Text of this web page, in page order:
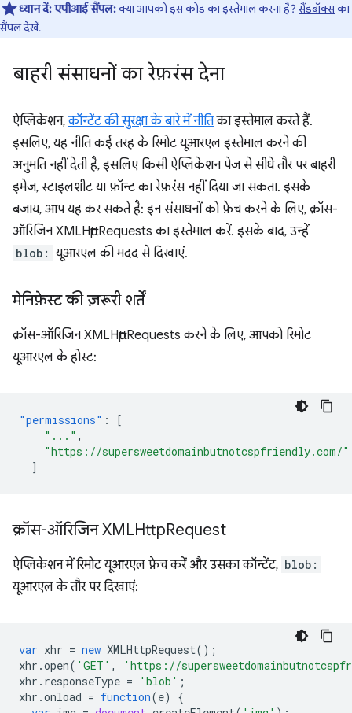
ध्यान दें:एपीआई सैंपल:क्या आपको इस कोड का इस्तेमाल करना है?सैंडबॉक्सका
सैंपल देखें.
बाहरी संसाधनों का रेफ़रंस देना
ऐप्लिकेशन,कॉन्टेंट की सुरक्षा के बारे में नीतिका इस्तेमाल करते हैं.
इसलिए, यह नीति कई तरह के रिमोट यूआरएल इस्तेमाल करने की
अनुमति नहीं देती है, इसलिए किसी ऐप्लिकेशन पेज से सीधे तौर पर बाहरी
इमेज, स्टाइलशीट या फ़ॉन्ट का रेफ़रंस नहीं दिया जा सकता. इसके
बजाय, आप यह कर सकते है: इन संसाधनों को फ़ेच करने के लिए, क्रॉस-
ऑरिजिन XMLHttpRequests का इस्तेमाल करें. इसके बाद, उन्हें
blob: यूआरएल की मदद से दिखाएं.
मेनिफ़ेस्ट की ज़रूरी शर्तें
क्रॉस-ऑरिजिन XMLHttpRequests करने के लिए, आपको रिमोट
यूआरएल के होस्ट:
"permissions" :
[
"..." ,
"https://supersweetdomainbutnotcspfriendly.com/"
]
क्रॉस-ऑरिजिन XMLHttpRequest
ऐप्लिकेशन में रिमोट यूआरएल फ़ेच करें और उसका कॉन्टेंट, blob:
यूआरएल के तौर पर दिखाएं:
var xhr = new XMLHttpRequest();
xhr .open( 'GET' ,
'https://
xhr . responseType = 'blob' ;
xhr .onload = function(e)
{